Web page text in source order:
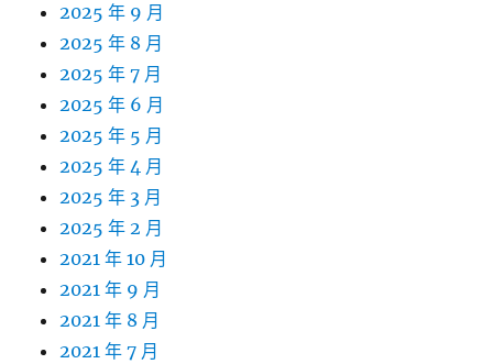
2025 年 9 月
2025 年 8 月
2025 年 7 月
2025 年 6 月
2025 年 5 月
2025 年 4 月
2025 年 3 月
2025 年 2 月
2021 年 10 月
2021 年 9 月
2021 年 8 月
2021 年 7 月